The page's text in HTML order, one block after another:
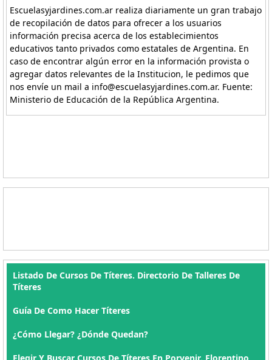
Escuelasyjardines.com.ar realiza diariamente un gran trabajo
de recopilación de datos para ofrecer a los usuarios
información precisa acerca de los establecimientos
educativos tanto privados como estatales de Argentina. En
caso de encontrar algún error en la información provista o
agregar datos relevantes de la Institucion, le pedimos que
nos envíe un mail a info@escuelasyjardines.com.ar. Fuente:
Ministerio de Educación de la República Argentina.
Listado De Cursos De Títeres. Directorio De Talleres De
Títeres
Guía De Como Hacer Títeres
¿Cómo Llegar? ¿Dónde Quedan?